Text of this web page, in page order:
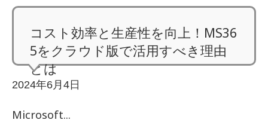
コスト効率と生産性を向上！MS36
5をクラウド版で活用すべき理由
とは
2024年6月4日
Microsoft...